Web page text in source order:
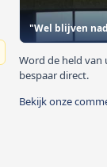
"Wel blijven
Word de held
bespaar direct.
Bekijk onze